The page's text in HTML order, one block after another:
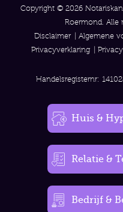
Copyright © 2026
Roermond. Alle
Disclaimer
Algemene
Privacyverklaring
Handelsregisternr:
Huis &
Relatie &
Bedrijf &